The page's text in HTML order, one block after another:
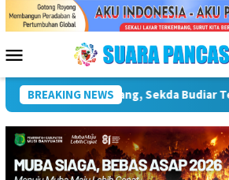
Menu
Mobile
BREAKING NEWSWakil Wali Kota